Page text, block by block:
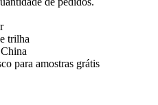
trilha
para amostras grátis